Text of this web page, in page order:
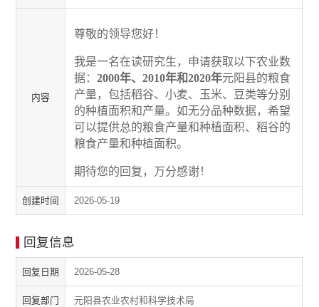
内容
尊敬的领导您好！
我是一名在读研究生，申请获取以下农业数
据：2000年、2010年和2020年元阳县的粮食
产量，包括稻谷、小麦、玉米、豆类等分别
的种植面积和产量。如无分品种数据，希望
可以提供总的粮食产量和种植面积、稻谷的
粮食产量和种植面积。
期待您的回复，万分感谢！
创建时间 2026-05-19
回复信息
回复日期 2026-05-28
回复部门 元阳县农业农村和科学技术局